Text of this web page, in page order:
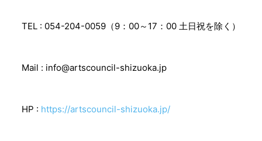
TEL : 054-204-0059（9：00～17：00 土日祝を除く）
Mail : info@artscouncil-shizuoka.jp
HP : https://artscouncil-shizuoka.jp/